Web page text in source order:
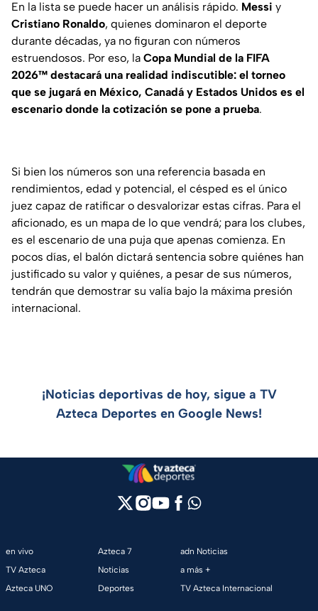
En la lista se puede hacer un análisis rápido. Messi y
Cristiano Ronaldo, quienes dominaron el deporte
durante décadas, ya no figuran con números
estruendosos. Por eso, la Copa Mundial de la FIFA
2026™ destacará una realidad indiscutible: el torneo
que se jugará en México, Canadá y Estados Unidos es el
escenario donde la cotización se pone a prueba.
Si bien los números son una referencia basada en
rendimientos, edad y potencial, el césped es el único
juez capaz de ratificar o desvalorizar estas cifras. Para el
aficionado, es un mapa de lo que vendrá; para los clubes,
es el escenario de una puja que apenas comienza. En
pocos días, el balón dictará sentencia sobre quiénes han
justificado su valor y quiénes, a pesar de sus números,
tendrán que demostrar su valía bajo la máxima presión
internacional.
¡Noticias deportivas de hoy, sigue a TV
Azteca Deportes en Google News!
en vivo
TV Azteca
Azteca UNO
Azteca 7
Noticias
Deportes
adn Noticias
a más +
TV Azteca Internacional